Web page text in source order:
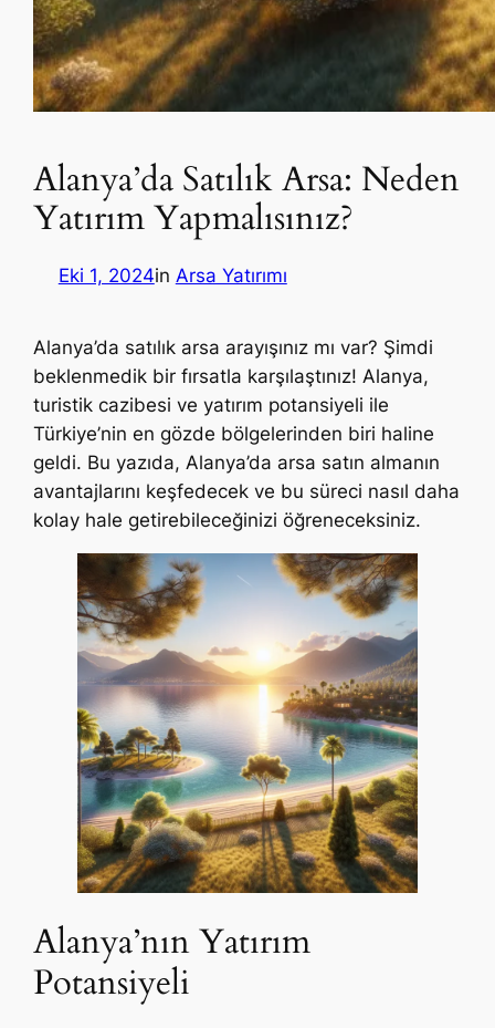
Alanya’da Satılık Arsa: Neden
Yatırım Yapmalısınız?
Eki 1, 2024in Arsa Yatırımı
Alanya’da satılık arsa arayışınız mı var? Şimdi
beklenmedik bir fırsatla karşılaştınız! Alanya,
turistik cazibesi ve yatırım potansiyeli ile
Türkiye’nin en gözde bölgelerinden biri haline
geldi. Bu yazıda, Alanya’da arsa satın almanın
avantajlarını keşfedecek ve bu süreci nasıl daha
kolay hale getirebileceğinizi öğreneceksiniz.
Alanya’nın Yatırım
Potansiyeli